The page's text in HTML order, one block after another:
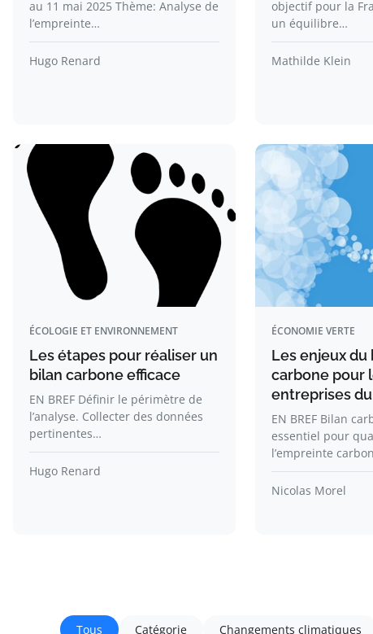
au 11 mai 2025 Thème: Analyse de
l’empreinte…
Hugo Renard
objectif pour la
un équilibre…
Mathilde Klein
ÉCOLOGIE ET ENVIRONNEMENT
Les étapes pour réaliser un
bilan carbone efficace
EN BREF Définir le périmètre de
l’analyse. Collecter des données
pertinentes…
Hugo Renard
ÉCONOMIE VERTE
Les enjeux du
carbone pour
entreprises
EN BREF Bilan
essentiel pour
l’empreinte
Nicolas Morel
Tous Catégorie Changements climatiques